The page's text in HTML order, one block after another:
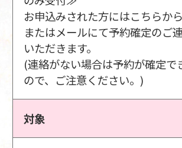
お申込みされた方にはこちらか
またはメールにて予約確定のご
いただきます。
(連絡がない場合は予約が確定で
ので、ご注意ください。)
対象